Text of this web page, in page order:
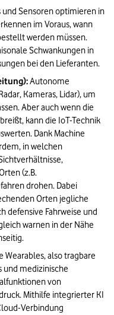
und Sensoren optimieren in
im Voraus, wann
werden müssen.
Schwankungen in
bei den Lieferanten.
Autonome
Kameras, Lidar), um
Aber auch wenn die
kann die IoT-Technik
Dank Machine
in welchen
(z.B.
drohen. Dabei
Orten jegliche
defensive Fahrweise und
warnen in der Nähe
Wearables, also tragbare
und medizinische
von
Mithilfe integrierter KI
Verbindung